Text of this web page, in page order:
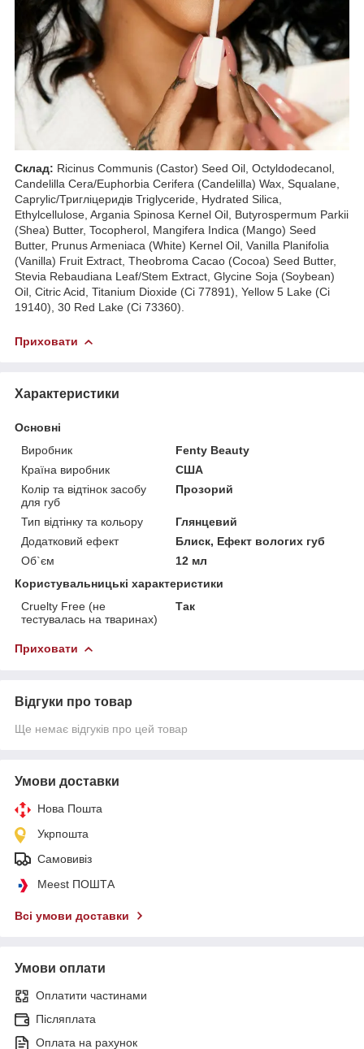
Склад: Ricinus Communis (Castor) Seed Oil, Octyldodecanol,
Candelilla Cera/Euphorbia Cerifera (Candelilla) Wax, Squalane,
Caprylic/Тригліцеридів Triglyceride, Hydrated Silica,
Ethylcellulose, Argania Spinosa Kernel Oil, Butyrospermum Parkii
(Shea) Butter, Tocopherol, Mangifera Indica (Mango) Seed
Butter, Prunus Armeniaca (White) Kernel Oil, Vanilla Planifolia
(Vanilla) Fruit Extract, Theobroma Cacao (Cocoa) Seed Butter,
Stevia Rebaudiana Leaf/Stem Extract, Glycine Soja (Soybean)
Oil, Citric Acid, Titanium Dioxide (Ci 77891), Yellow 5 Lake (Ci
19140), 30 Red Lake (Ci 73360).
Приховати
Характеристики
Основні
Виробник
Fenty Beauty
Країна виробник
США
Колір та відтінок засобу
для губ
Прозорий
Тип відтінку та кольору
Глянцевий
Додатковий ефект
Блиск, Ефект вологих губ
Об`єм
12 мл
Користувальницькі характеристики
Cruelty Free (не
тестувалась на тваринах)
Так
Приховати
Відгуки про товар
Ще немає відгуків про цей товар
Умови доставки
Нова Пошта
Укрпошта
Самовивіз
Meest ПОШТА
Всі умови доставки
Умови оплати
Оплатити частинами
Післяплата
Оплата на рахунок